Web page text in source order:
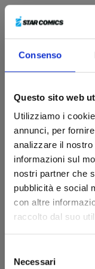
Consenso
Questo sito web
Utilizziamo i
annunci, per
analizzare il
informazioni sul
nostri partner che
pubblicità e social
con altre
raccolto dal suo
delNecessari